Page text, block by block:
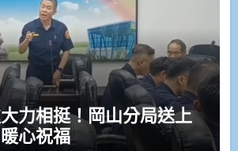
力相挺！岡山分局送上
心祝福